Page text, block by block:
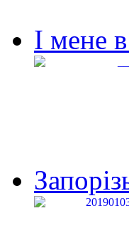
І мене